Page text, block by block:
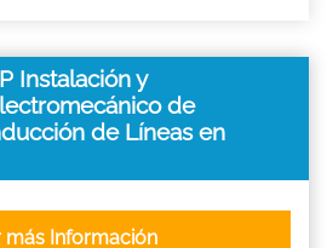
Instalación y
de
de Líneas en
más Información